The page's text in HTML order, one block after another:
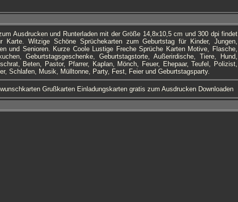
Ausdrucken und Runterladen mit der Größe 14,8x10,5 cm und 300 dpi findet
Witzige Schöne Sprüchekarten zum Geburtstag für Kinder, Jungen,
und Senioren. Kurze Coole Lustige Freche Sprüche Karten Motive, Flasche,
Geburtstagsgeschenke, Geburtstagstorte, Außerirdische, Tiere, Hund,
Beten, Pastor, Pfarrer, Kaplan, Mönch, Feuer, Ehepaar, Teufel, Polizist,
Schlafen, Musik, Mülltonne, Party, Fest, Feier und Geburtstagsparty.
Grußkarten Einladungskarten gratis zum Ausdrucken Downloaden